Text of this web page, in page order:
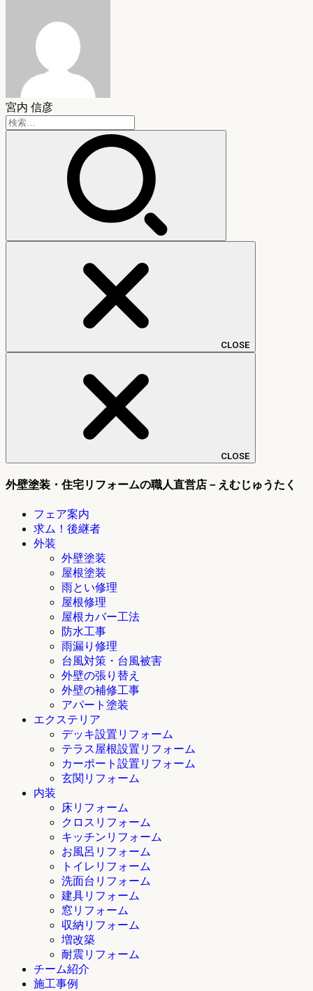
宮内 信彦
検
索:
CLOSE
CLOSE
外壁塗装・住宅リフォームの職人直営店－えむじゅうたく
フェア案内
求ム！後継者
外装
外壁塗装
屋根塗装
雨とい修理
屋根修理
屋根カバー工法
防水工事
雨漏り修理
台風対策・台風被害
外壁の張り替え
外壁の補修工事
アパート塗装
エクステリア
デッキ設置リフォーム
テラス屋根設置リフォーム
カーポート設置リフォーム
玄関リフォーム
内装
床リフォーム
クロスリフォーム
キッチンリフォーム
お風呂リフォーム
トイレリフォーム
洗面台リフォーム
建具リフォーム
窓リフォーム
収納リフォーム
増改築
耐震リフォーム
チーム紹介
施工事例